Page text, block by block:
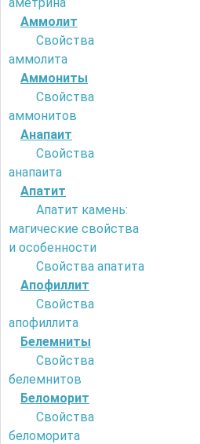
Аммолит
Свойства
аммолита
Аммониты
Свойства
аммонитов
Анапаит
Свойства
анапаита
Апатит
Апатит камень:
магические свойства
и особенности
Свойства апатита
Апофиллит
Свойства
апофиллита
Белемниты
Свойства
белемнитов
Беломорит
Свойства
беломорита